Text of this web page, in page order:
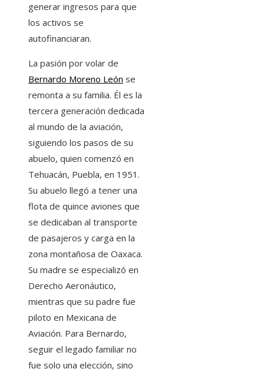
generar ingresos para que
los activos se
autofinanciaran.
La pasión por volar de
Bernardo Moreno León se
remonta a su familia. Él es la
tercera generación dedicada
al mundo de la aviación,
siguiendo los pasos de su
abuelo, quien comenzó en
Tehuacán, Puebla, en 1951.
Su abuelo llegó a tener una
flota de quince aviones que
se dedicaban al transporte
de pasajeros y carga en la
zona montañosa de Oaxaca.
Su madre se especializó en
Derecho Aeronáutico,
mientras que su padre fue
piloto en Mexicana de
Aviación. Para Bernardo,
seguir el legado familiar no
fue solo una elección, sino